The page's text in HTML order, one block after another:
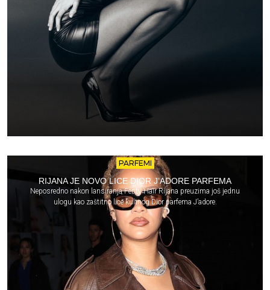
PARFEMI
RIJANA JE NOVO LICE DIOR J’ADORE PARFEMA
Neposredno nakon lansiranja Fenty Hair Rijana preuzima još jednu
ulogu kao zaštitno lice kultnog Dior parfema J’adore.